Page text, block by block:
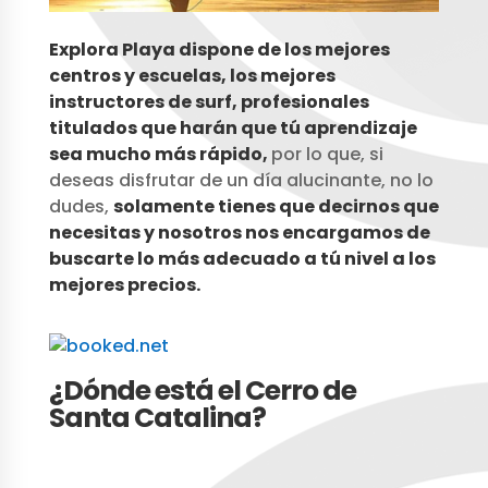
Explora Playa dispone de los mejores
centros y escuelas, los mejores
instructores de surf, profesionales
titulados que harán que tú aprendizaje
sea mucho más rápido, por lo que, si
deseas disfrutar de un día alucinante, no lo
dudes, solamente tienes que decirnos que
necesitas y nosotros nos encargamos de
buscarte lo más adecuado a tú nivel a los
mejores precios.
¿Dónde está el Cerro de
Santa Catalina?